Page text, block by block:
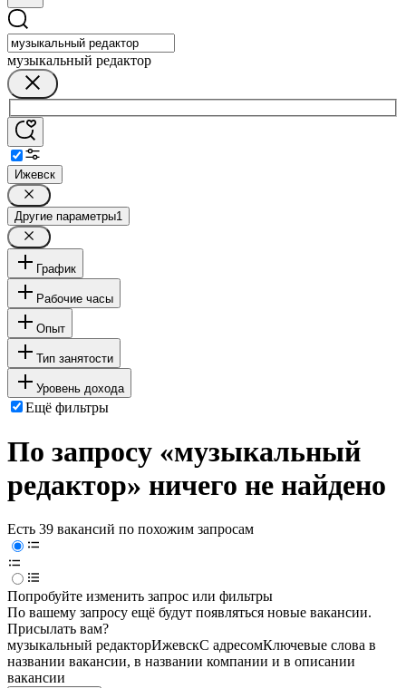
музыкальный редактор
Ижевск
Другие параметры1
График
Рабочие часы
Опыт
Тип занятости
Уровень дохода
Ещё фильтры
По запросу «музыкальный
редактор» ничего не найдено
Есть 39 вакансий по похожим запросам
Попробуйте изменить запрос или фильтры
По вашему запросу ещё будут появляться новые вакансии.
Присылать вам?
музыкальный редакторИжевскС адресомКлючевые слова в
названии вакансии, в названии компании и в описании
вакансии